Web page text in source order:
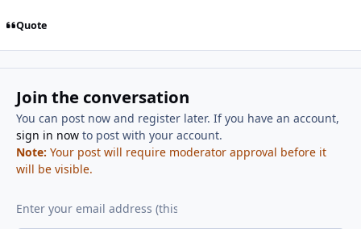
Quote
Join the conversation
You can post now and register later. If you have an account,
sign in nowto post with your account.
Note: Your post will require moderator approval before it
will be visible.